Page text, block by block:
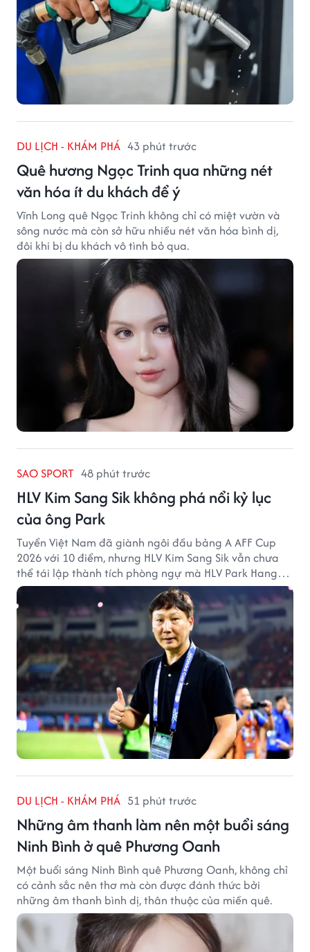
DU LỊCH - KHÁM PHÁ 43 phút trước
Quê hương Ngọc Trinh qua những nét
văn hóa ít du khách để ý
Vĩnh Long quê Ngọc Trinh không chỉ có miệt vườn và
sông nước mà còn sở hữu nhiều nét văn hóa bình dị,
đôi khi bị du khách vô tình bỏ qua.
SAO SPORT 48 phút trước
HLV Kim Sang Sik không phá nổi kỷ lục
của ông Park
Tuyển Việt Nam đã giành ngôi đầu bảng A AFF Cup
2026 với 10 điểm, nhưng HLV Kim Sang Sik vẫn chưa
thể tái lập thành tích phòng ngự mà HLV Park Hang
Seo từng tạo ra.
DU LỊCH - KHÁM PHÁ 51 phút trước
Những âm thanh làm nên một buổi sáng
Ninh Bình ở quê Phương Oanh
Một buổi sáng Ninh Bình quê Phương Oanh, không chỉ
có cảnh sắc nên thơ mà còn được đánh thức bởi
những âm thanh bình dị, thân thuộc của miền quê.